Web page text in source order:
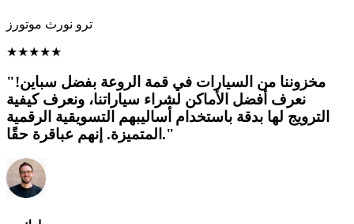
ترو نورث موتورز
★★★★★
"مخزوننا من السيارات في قمة الروعة بفضل سباين!
نعرف أفضل الأماكن لشراء سياراتنا، ونعرف كيفية
الترويج لها بدقة باستخدام أساليبهم التسويقية الرقمية
المتميزة. إنهم عباقرة حقًا."